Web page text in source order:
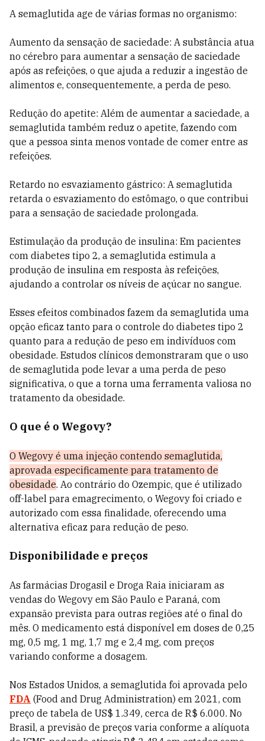
A semaglutida age de várias formas no organismo:
Aumento da sensação de saciedade: A substância atua
no cérebro para aumentar a sensação de saciedade
após as refeições, o que ajuda a reduzir a ingestão de
alimentos e, consequentemente, a perda de peso.
Redução do apetite: Além de aumentar a saciedade, a
semaglutida também reduz o apetite, fazendo com
que a pessoa sinta menos vontade de comer entre as
refeições.
Retardo no esvaziamento gástrico: A semaglutida
retarda o esvaziamento do estômago, o que contribui
para a sensação de saciedade prolongada.
Estimulação da produção de insulina: Em pacientes
com diabetes tipo 2, a semaglutida estimula a
produção de insulina em resposta às refeições,
ajudando a controlar os níveis de açúcar no sangue.
Esses efeitos combinados fazem da semaglutida uma
opção eficaz tanto para o controle do diabetes tipo 2
quanto para a redução de peso em indivíduos com
obesidade. Estudos clínicos demonstraram que o uso
de semaglutida pode levar a uma perda de peso
significativa, o que a torna uma ferramenta valiosa no
tratamento da obesidade.
O que é o Wegovy?
O Wegovy é uma injeção contendo semaglutida,
aprovada especificamente para tratamento de
obesidade. Ao contrário do Ozempic, que é utilizado
off-label para emagrecimento, o Wegovy foi criado e
autorizado com essa finalidade, oferecendo uma
alternativa eficaz para redução de peso.
Disponibilidade e preços
As farmácias Drogasil e Droga Raia iniciaram as
vendas do Wegovy em São Paulo e Paraná, com
expansão prevista para outras regiões até o final do
mês. O medicamento está disponível em doses de 0,25
mg, 0,5 mg, 1 mg, 1,7 mg e 2,4 mg, com preços
variando conforme a dosagem.
Nos Estados Unidos, a semaglutida foi aprovada pelo
FDA (Food and Drug Administration) em 2021, com
preço de tabela de US$ 1.349, cerca de R$ 6.000. No
Brasil, a previsão de preços varia conforme a alíquota